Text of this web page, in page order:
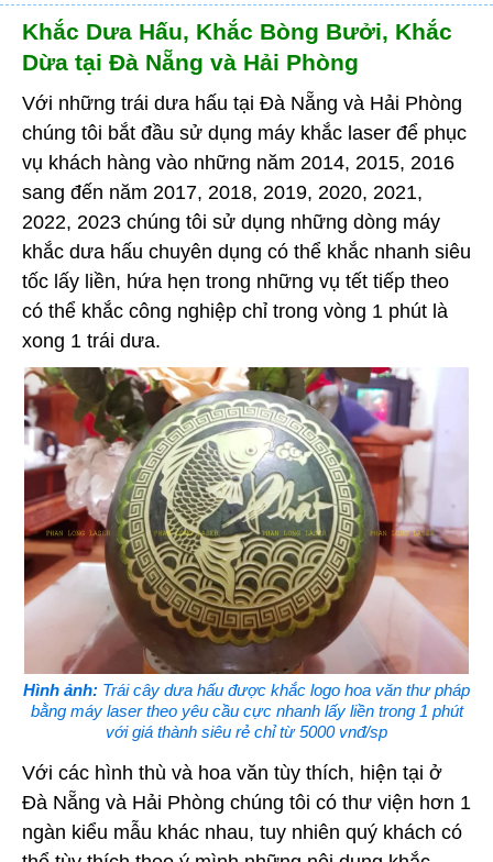
Khắc Dưa Hấu, Khắc Bòng Bưởi, Khắc
Dừa tại Đà Nẵng và Hải Phòng
Với những trái dưa hấu tại Đà Nẵng và Hải Phòng
chúng tôi bắt đầu sử dụng máy khắc laser để phục
vụ khách hàng vào những năm 2014, 2015, 2016
sang đến năm 2017, 2018, 2019, 2020, 2021,
2022, 2023 chúng tôi sử dụng những dòng máy
khắc dưa hấu chuyên dụng có thể khắc nhanh siêu
tốc lấy liền, hứa hẹn trong những vụ tết tiếp theo
có thể khắc công nghiệp chỉ trong vòng 1 phút là
xong 1 trái dưa.
Hình ảnh: Trái cây dưa hấu được khắc logo hoa văn thư pháp
bằng máy laser theo yêu cầu cực nhanh lấy liền trong 1 phút
với giá thành siêu rẻ chỉ từ 5000 vnđ/sp
Với các hình thù và hoa văn tùy thích, hiện tại ở
Đà Nẵng và Hải Phòng chúng tôi có thư viện hơn 1
ngàn kiểu mẫu khác nhau, tuy nhiên quý khách có